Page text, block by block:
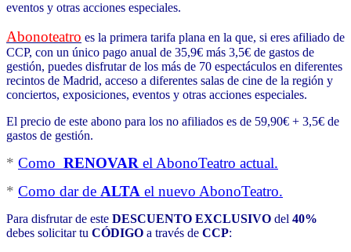
eventos y otras acciones especiales.
Abonoteatro es la primera tarifa plana en la que, si eres afiliado de
CCP, con un único pago anual de 35,9€ más 3,5€ de gastos de
gestión, puedes disfrutar de los más de 70 espectáculos en diferentes
recintos de Madrid, acceso a diferentes salas de cine de la región y
conciertos, exposiciones, eventos y otras acciones especiales.
El precio de este abono para los no afiliados es de 59,90€ + 3,5€ de
gastos de gestión.
* Como RENOVAR el AbonoTeatro actual.
* Como dar de ALTA el nuevo AbonoTeatro.
Para disfrutar de este DESCUENTO EXCLUSIVO del 40%
debes solicitar tu CÓDIGO a través de CCP: